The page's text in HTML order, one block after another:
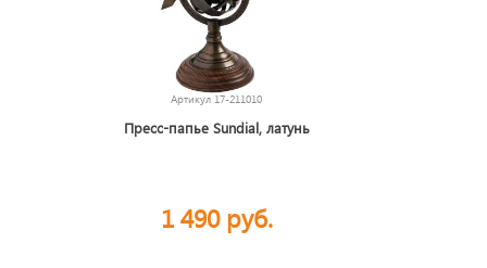
Артикул 17-211010
Пресс-папье Sundial, латунь
1 490 руб.